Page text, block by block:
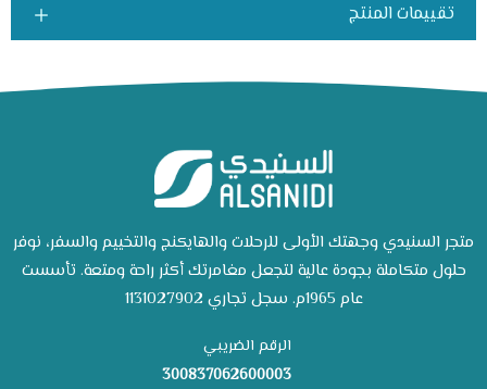
تقييمات المنتج
متجر السنيدي وجهتك الأولى للرحلات والهايكنج والتخييم والسفر، نوفر
حلول متكاملة بجودة عالية لتجعل مغامرتك أكثر راحة ومتعة. تأسست
عام 1965م. سجل تجاري 1131027902
الرقم الضريبي
300837062600003